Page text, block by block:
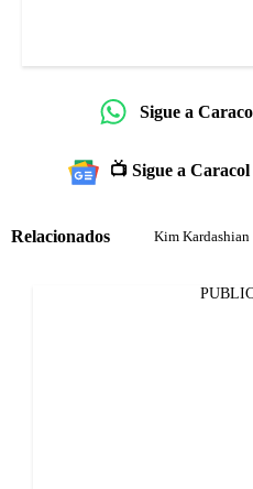
Sigue a
📺 Sigue a
Relacionados Kim Kardashian